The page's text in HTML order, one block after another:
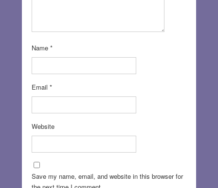
Name *
Email *
Website
Save my name, email, and website in this browser for